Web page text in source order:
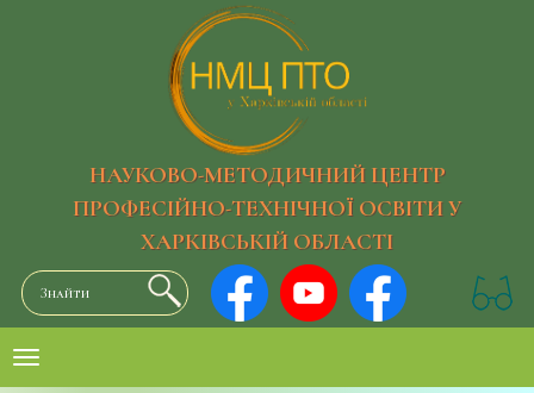
НАУКОВО-МЕТОДИЧНИЙ ЦЕНТР
ПРОФЕСІЙНО-ТЕХНІЧНОЇ ОСВІТИ У
ХАРКІВСЬКІЙ ОБЛАСТІ